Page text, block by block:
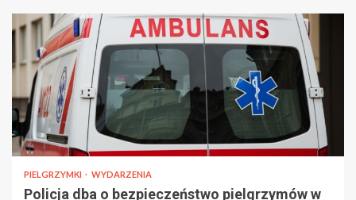
PIELGRZYMKI WYDARZENIA
Policja dba o bezpieczeństwo pielgrzymów w